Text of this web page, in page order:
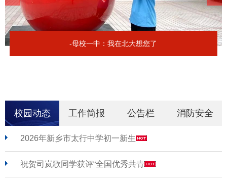
-母校一中：我在北大想您了
校园动态 工作简报 公告栏 消防安全
2026年新乡市太行中学初一新生
祝贺司岚歌同学获评“全国优秀共青